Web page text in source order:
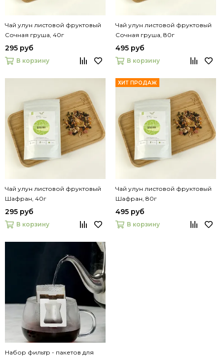
Чай улун листовой фруктовый
Сочная груша, 40г
295 руб
В корзину
Чай улун листовой фруктовый
Сочная груша, 80г
495 руб
В корзину
Чай улун листовой фруктовый
Шафран, 40г
295 руб
В корзину
ХИТ ПРОДАЖ
Чай улун листовой фруктовый
Шафран, 80г
495 руб
В корзину
Набор фильтр - пакетов для